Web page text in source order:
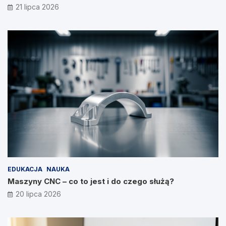
21 lipca 2026
EDUKACJA NAUKA
Maszyny CNC – co to jest i do czego służą?
20 lipca 2026